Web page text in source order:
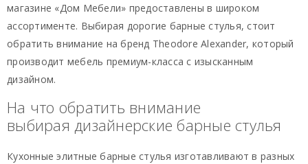
магазине «Дом Мебели» предоставлены в широком
ассортименте. Выбирая дорогие барные стулья, стоит
обратить внимание на бренд Theodore Alexander, который
производит мебель премиум-класса с изысканным
дизайном.
На что обратить внимание
выбирая дизайнерские барные стулья
Кухонные элитные барные стулья изготавливают в разных